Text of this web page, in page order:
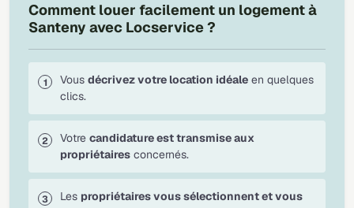
Comment louer facilement un logement à
Santeny avec Locservice ?
Vous décrivez votre location idéale en quelques
clics.
Votre candidature est transmise aux
propriétaires concernés.
Les propriétaires vous sélectionnent et vous